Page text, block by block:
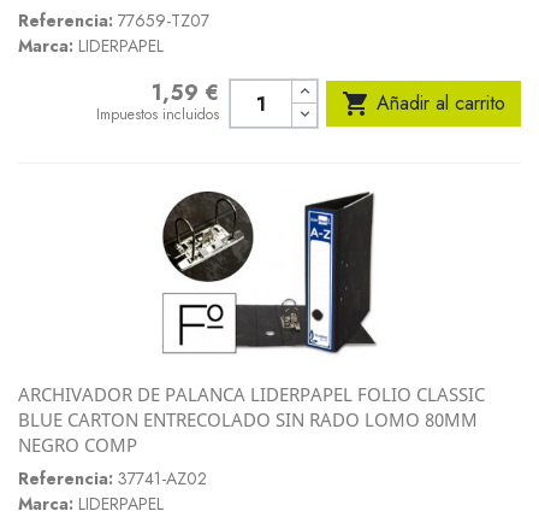
Referencia: 77659-TZ07
Marca: LIDERPAPEL
1,59 €
Impuestos incluidos  Añadir al carrito
ARCHIVADOR DE PALANCA LIDERPAPEL FOLIO CLASSIC
BLUE CARTON ENTRECOLADO SIN RADO LOMO 80MM
NEGRO COMP
Referencia: 37741-AZ02
Marca: LIDERPAPEL